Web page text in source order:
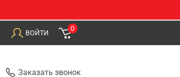
ВОЙТИ
0
Заказать звонок